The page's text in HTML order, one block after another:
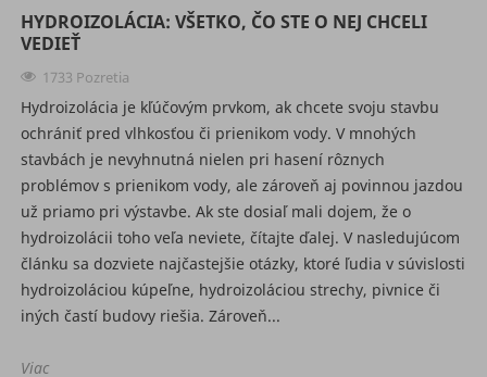
HYDROIZOLÁCIA: VŠETKO, ČO STE O NEJ CHCELI
VEDIEŤ
1733 Pozretia
Hydroizolácia je kľúčovým prvkom, ak chcete svoju stavbu
ochrániť pred vlhkosťou či prienikom vody. V mnohých
stavbách je nevyhnutná nielen pri hasení rôznych
problémov s prienikom vody, ale zároveň aj povinnou jazdou
už priamo pri výstavbe. Ak ste dosiaľ mali dojem, že o
hydroizolácii toho veľa neviete, čítajte ďalej. V nasledujúcom
článku sa dozviete najčastejšie otázky, ktoré ľudia v súvislosti
hydroizoláciou kúpeľne, hydroizoláciou strechy, pivnice či
iných častí budovy riešia. Zároveň...
Viac